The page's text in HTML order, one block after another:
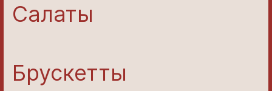
Салаты
Брускетты